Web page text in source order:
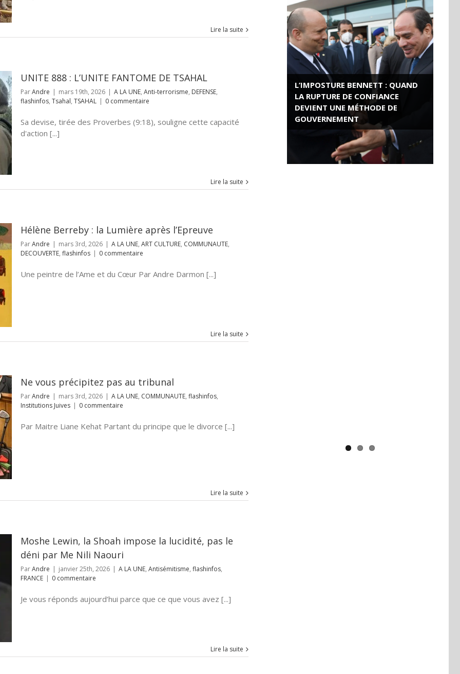
Lire la suite
UNITE 888 : L’UNITE FANTOME DE TSAHAL
ParAndre | mars 19th, 2026 | A LA UNE, Anti-terrorisme, DEFENSE,
flashinfos, Tsahal, TSAHAL | 0 commentaire
Sa devise, tirée des Proverbes (9:18), souligne cette capacité
d'action [...]
Lire la suite
Hélène Berreby : la Lumière après l’Epreuve
ParAndre | mars 3rd, 2026 | A LA UNE, ART CULTURE, COMMUNAUTE,
DECOUVERTE, flashinfos | 0 commentaire
Une peintre de l’Ame et du Cœur Par Andre Darmon [...]
Lire la suite
Ne vous précipitez pas au tribunal
ParAndre | mars 3rd, 2026 | A LA UNE, COMMUNAUTE, flashinfos,
Institutions Juives | 0 commentaire
Par Maitre Liane Kehat Partant du principe que le divorce [...]
Lire la suite
Moshe Lewin, la Shoah impose la lucidité, pas le
déni par Me Nili Naouri
ParAndre janvier 25th, 2026 A LA UNE, Antisémitisme, flashinfos,
FRANCE
0 commentaire
Je vous réponds aujourd’hui parce que ce que vous avez [...]
Lire la suite
L’IMPOSTURE BENNETT : QUAND
LA RUPTURE DE CONFIANCE
DEVIENT UNE MÉTHODE DE
GOUVERNEMENT
ROSE VALLAND, HEROÏNE DE LA
RESISTANCE FRANÇAISE